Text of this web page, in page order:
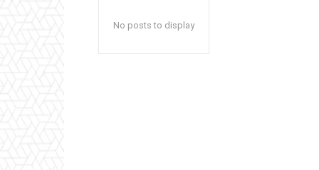
No posts to display